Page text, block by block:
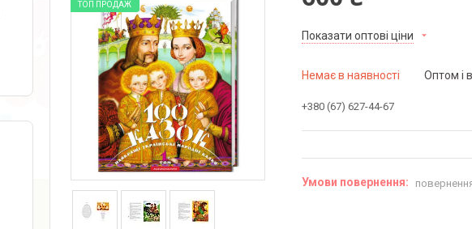
ТОП ПРОДАЖ
Показати оптові ціни
Немає в наявності Оптом і
+380 (67) 627-44-67